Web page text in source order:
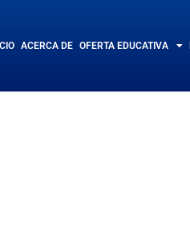
ACERCA DE OFERTA EDUCATIVA